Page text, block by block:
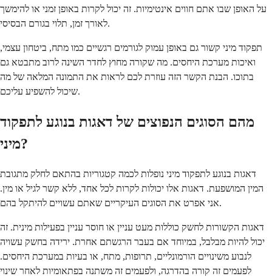
על האופן שבו אתם חווים אינטימיות. זה יכול לקרות באופן זמני או להימשך
לאורך זמן, תלוי בגורם הבסיסי.
תפקוד מיני קשור גם באופן עמוק לגורמים רגשיים כמו מתח, ביטחון עצמי,
ואיכות מערכת היחסים. מה שקורה מחוץ לחדר השינה לרוב מתבטא גם
בתוכו. הבנת הקשר הזה עוזרת לכם לראות את התמונה המלאה של מה
שיכול להשפיע עליכם.
מהם הסוגים הנפוצים של דאגות בנוגע לתפקוד
מיני?
דאגות בנוגע לתפקוד מיני נופלות לכמה קטגוריות בהתאם לחלק מתגובת
המין המושפעת. דאגות אלו יכולות לקרות לכל אחד, ללא קשר לגיל או מין.
אני אפרט את הסוגים העיקריים שאתם עשויים להיתקל בהם.
דאגות הקשורות לחשק כוללות מעט עניין או חוסר עניין בפעילות מינית. זה
יכול להיות מבלבל, במיוחד אם בעבר הרגשתם אחרת. ירידה בחשק עשויה
לנבוע משינויים הורמונליים, תרופות, מתח, או בעיות במערכת היחסים.
לפעמים זה קורה בהדרגה, ולפעמים זה משתנה בפתאומיות לאחר שינוי